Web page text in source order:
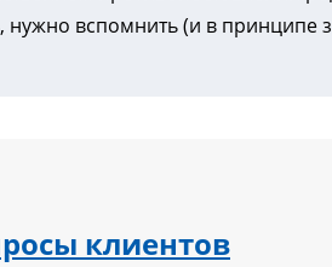
вспомнить (и в принципе
клиентов